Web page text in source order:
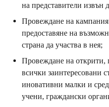
на представители извън
Провеждане на кампания
предоставяне на
страна да участва в нея;
Провеждане на открити,
всички заинтересовани
иновативни малки и
учени, граждански